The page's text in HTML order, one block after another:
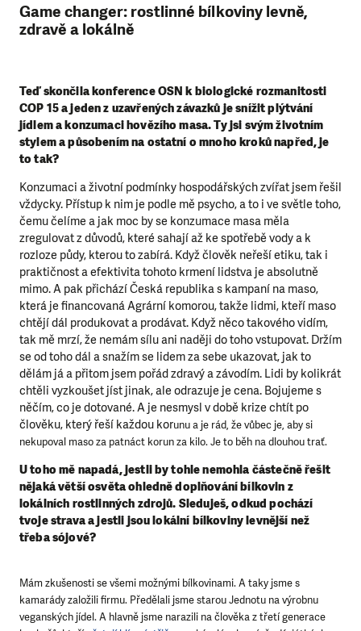
Game changer: rostlinné bílkoviny levně,
zdravě a lokálně
Teď skončila konference OSN k biologické rozmanitosti
COP 15 a jeden z uzavřených závazků je snížit plýtvání
jídlem a konzumaci hovězího masa. Ty jsi svým životním
stylem a působením na ostatní o mnoho kroků napřed, je
to tak?
Konzumaci a životní podmínky hospodářských zvířat jsem řešil
vždycky. Přístup k nim je podle mě psycho, a to i ve světle toho,
čemu čelíme a jak moc by se konzumace masa měla
zregulovat z důvodů, které sahají až ke spotřebě vody a k
rozloze půdy, kterou to zabírá. Když člověk neřeší etiku, tak i
praktičnost a efektivita tohoto krmení lidstva je absolutně
mimo. A pak přichází Česká republika s kampaní na maso,
která je financovaná Agrární komorou, takže lidmi, kteří maso
chtějí dál produkovat a prodávat. Když něco takového vidím,
tak mě mrzí, že nemám sílu ani naději do toho vstupovat. Držím
se od toho dál a snažím se lidem za sebe ukazovat, jak to
dělám já a přitom jsem pořád zdravý a závodím. Lidi by kolikrát
chtěli vyzkoušet jíst jinak, ale odrazuje je cena. Bojujeme s
něčím, co je dotované. A je nesmysl v době krize chtít po
člověku, který řeší každou korunu a je rád, že vůbec je, aby si
nekupoval maso za patnáct korun za kilo. Je to běh na dlouhou trať.
U toho mě napadá, jestli by tohle nemohla částečně řešit
nějaká větší osvěta ohledně doplňování bílkovin z
lokálních rostlinných zdrojů. Sleduješ, odkud pochází
tvoje strava a jestli jsou lokální bílkoviny levnější než
třeba sójové?
Mám zkušenosti se všemi možnými bílkovinami. A taky jsme s
kamarády založili firmu. Předělali jsme starou Jednotu na výrobnu
veganských jídel. A hlavně jsme narazili na člověka z třetí generace